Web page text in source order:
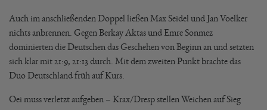
Auch im anschließenden Doppel ließen Max Seidel und Jan Voelker
nichts anbrennen. Gegen Berkay Aktas und Emre Sonmez
dominierten die Deutschen das Geschehen von Beginn an und setzten
sich klar mit 21:9, 21:13 durch. Mit dem zweiten Punkt brachte das
Duo Deutschland früh auf Kurs.
Oei muss verletzt aufgeben – Krax/Dresp stellen Weichen auf Sieg